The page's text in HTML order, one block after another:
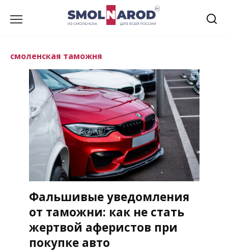
смоленская таможня
Фальшивые уведомления
от таможни: как не стать
жертвой аферистов при
покупке авто